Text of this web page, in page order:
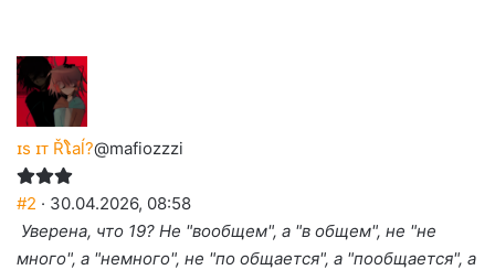
слез
ɪs ɪᴛ Řໂaĺ?@mafiozzzi
#2 · 30.04.2026, 08:58
Уверена, что 19? Не "вообщем", а "в общем", не "не
много", а "немного", не "по общается", а "пообщается", а